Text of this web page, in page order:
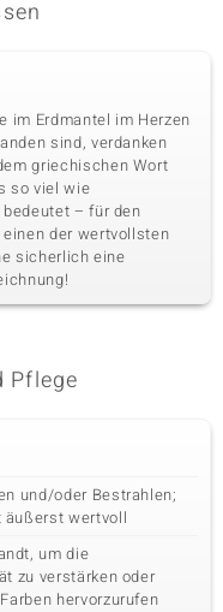
im Erdmantel im Herzen
sind, verdanken
griechischen Wort
so viel wie
bedeutet – für den
der wertvollsten
sicherlich eine
Pflege
und/oder Bestrahlen;
äußerst wertvoll
um die
zu verstärken oder
hervorzurufen